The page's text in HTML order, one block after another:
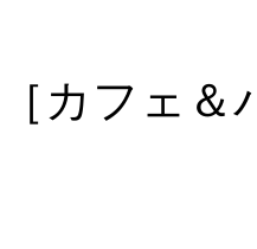
［カフェ＆